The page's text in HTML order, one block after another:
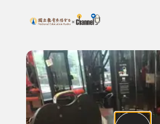
上方功能區塊
搜尋關鍵字：可輸入節目名稱、